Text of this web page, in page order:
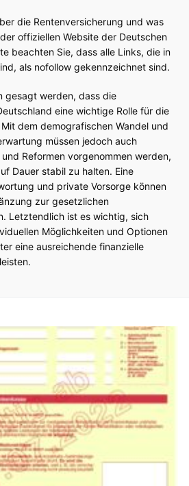
die Rentenversicherung und was
offiziellen Website der Deutschen
beachten Sie, dass alle Links, die in
als nofollow gekennzeichnet sind.
gesagt werden, dass die
eine wichtige Rolle für die
dem demografischen Wandel und
müssen jedoch auch
Reformen vorgenommen werden,
Dauer stabil zu halten. Eine
und private Vorsorge können
zur gesetzlichen
Letztendlich ist es wichtig, sich
Möglichkeiten und Optionen
eine ausreichende finanzielle